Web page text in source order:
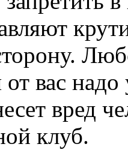
вас
вред
клуб.